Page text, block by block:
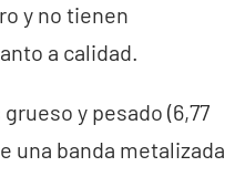
y no tienen
a calidad.
y pesado (6,77
una banda metalizada